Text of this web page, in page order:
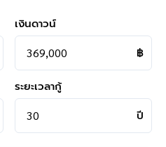
เงินดาวน์
฿
ระยะเวลากู้
ปี